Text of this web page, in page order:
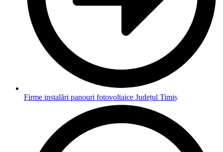
Firme instalări panouri fotovoltaice Județul Timiș